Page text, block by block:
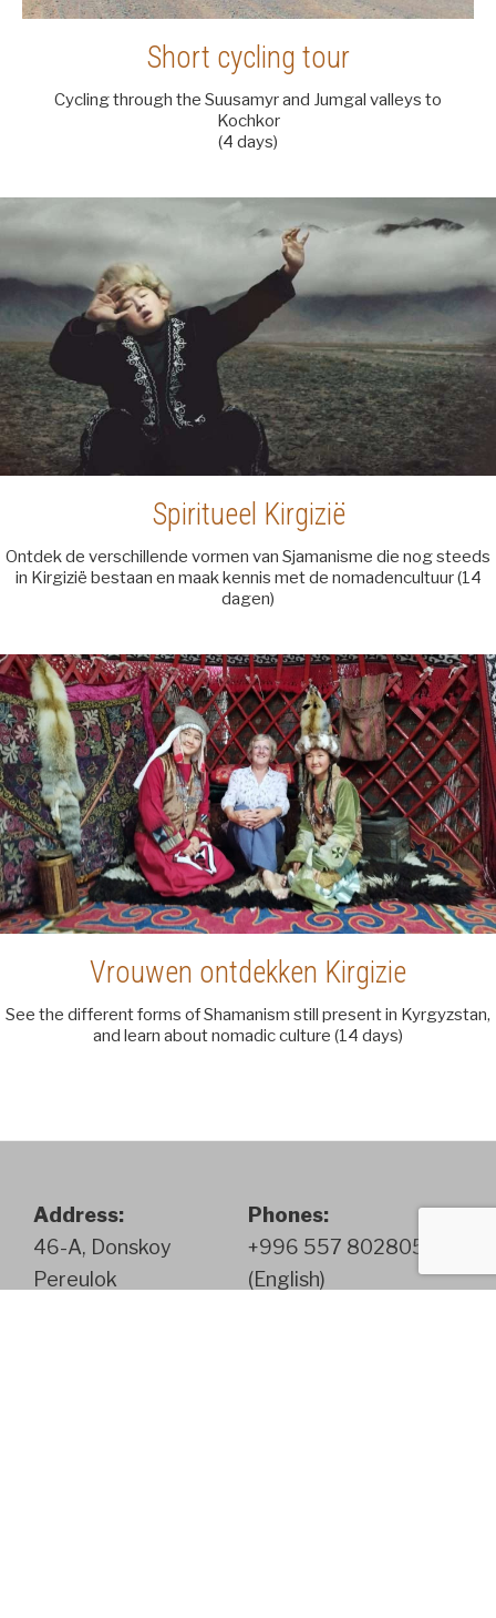
Short cycling tour
Cycling through the Suusamyr and Jumgal valleys to
Kochkor
(4 days)
Spiritueel Kirgizië
Ontdek de verschillende vormen van Sjamanisme die nog steeds
in Kirgizië bestaan en maak kennis met de nomadencultuur (14
dagen)
Vrouwen ontdekken Kirgizie
See the different forms of Shamanism still present in Kyrgyzstan,
and learn about nomadic culture (14 days)
Address:
46-A, Donskoy
Pereulok
Phones:
+996 557 802805
(English)